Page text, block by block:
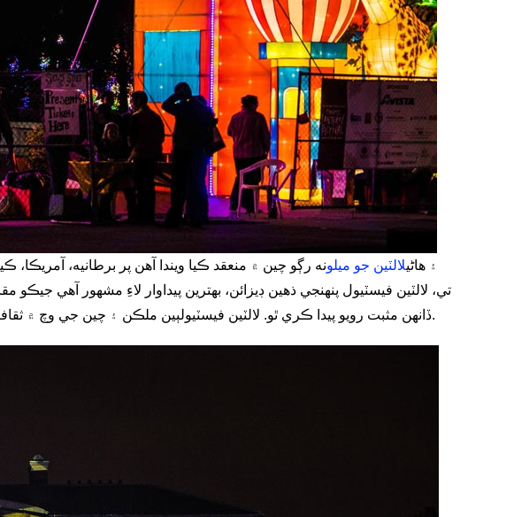
۽ هاڻيلالٽين جو ميلونه رڳو چين ۾ منعقد ڪيا ويندا آهن پر برطانيه،
تي، لالٽين فيسٽيول پنهنجي ذهين ڊيزائن، بهترين پيداوار لاءِ مشهور آهي
ڏانهن مثبت رويو پيدا ڪري ٿو. لالٽين فيسٽيولٻين ملڪن ۽ چين جي وچ ۾ ثقافتي تبادلن کي مضبوط ڪرڻ، ٻنهي ملڪن جي ماڻهن جي وچ ۾ دوستي کي مضبوط ڪرڻ جو هڪ بهترين طريقو آهي.